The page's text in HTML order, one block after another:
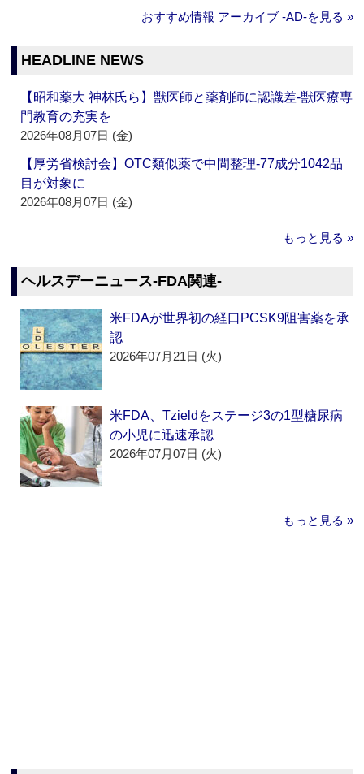
おすすめ情報 アーカイブ ‐AD‐を見る »
HEADLINE NEWS
【昭和薬大 神林氏ら】獣医師と薬剤師に認識差‐獣医療専
門教育の充実を
2026年08月07日 (金)
【厚労省検討会】OTC類似薬で中間整理‐77成分1042品
目が対象に
2026年08月07日 (金)
もっと見る »
ヘルスデーニュース‐FDA関連‐
米FDAが世界初の経口PCSK9阻害薬を承
認
2026年07月21日 (火)
米FDA、Tzieldをステージ3の1型糖尿病
の小児に迅速承認
2026年07月07日 (火)
もっと見る »